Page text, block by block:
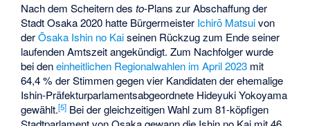
Nach dem Scheitern desto-Plans zur Abschaffung der
Stadt Osaka 2020 hatte Bürgermeister Ichirō Matsuivon
derŌsaka Ishin no Kaiseinen Rückzug zum Ende seiner
laufenden Amtszeit angekündigt. Zum Nachfolger wurde
bei deneinheitlichen Regionalwahlen im April 2023 mit
64,4 % der Stimmen gegen vier Kandidaten der ehemalige
Ishin-Präfekturparlamentsabgeordnete Hideyuki Yokoyama
gewählt.[5] Bei der gleichzeitigen Wahl zum 81-köpfigen